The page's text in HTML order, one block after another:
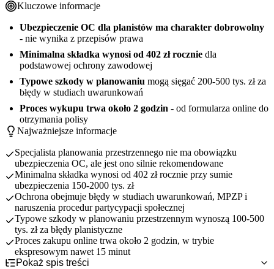
Kluczowe informacje
Ubezpieczenie OC dla planistów ma charakter dobrowolny
- nie wynika z przepisów prawa
Minimalna składka wynosi od 402 zł rocznie dla
podstawowej ochrony zawodowej
Typowe szkody w planowaniu mogą sięgać 200-500 tys. zł za
błędy w studiach uwarunkowań
Proces wykupu trwa około 2 godzin - od formularza online do
otrzymania polisy
Najważniejsze informacje
Specjalista planowania przestrzennego nie ma obowiązku
ubezpieczenia OC, ale jest ono silnie rekomendowane
Minimalna składka wynosi od 402 zł rocznie przy sumie
ubezpieczenia 150-2000 tys. zł
Ochrona obejmuje błędy w studiach uwarunkowań, MPZP i
naruszenia procedur partycypacji społecznej
Typowe szkody w planowaniu przestrzennym wynoszą 100-500
tys. zł za błędy planistyczne
Proces zakupu online trwa około 2 godzin, w trybie
ekspresowym nawet 15 minut
Pokaż spis treści